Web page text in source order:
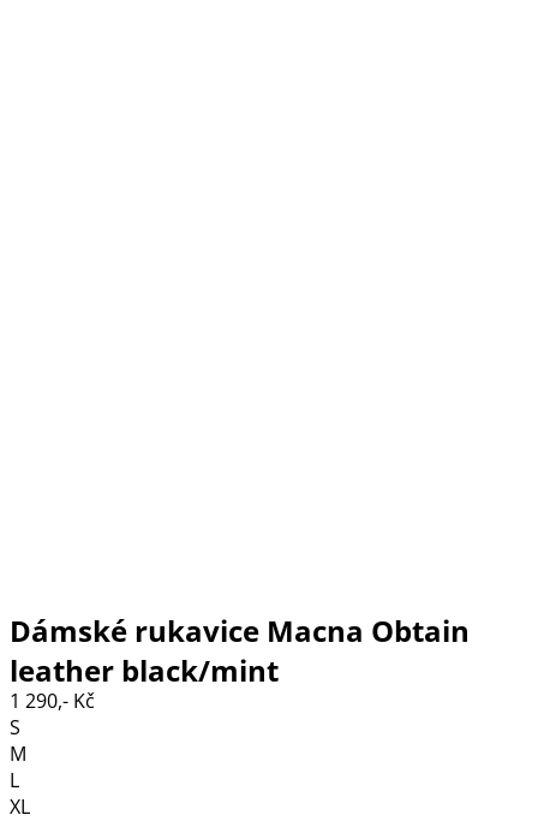
Dámské rukavice Macna Obtain
leather black/mint
1 290,- Kč
S
M
L
XL